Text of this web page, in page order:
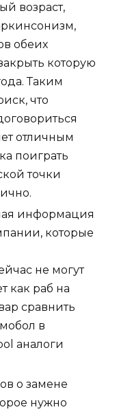
возраст,
обеих
которую
Таким
что
отличным
поиграть
точки
информация
которые
не могут
как раб на
сравнить
в
аналоги
о замене
нужно